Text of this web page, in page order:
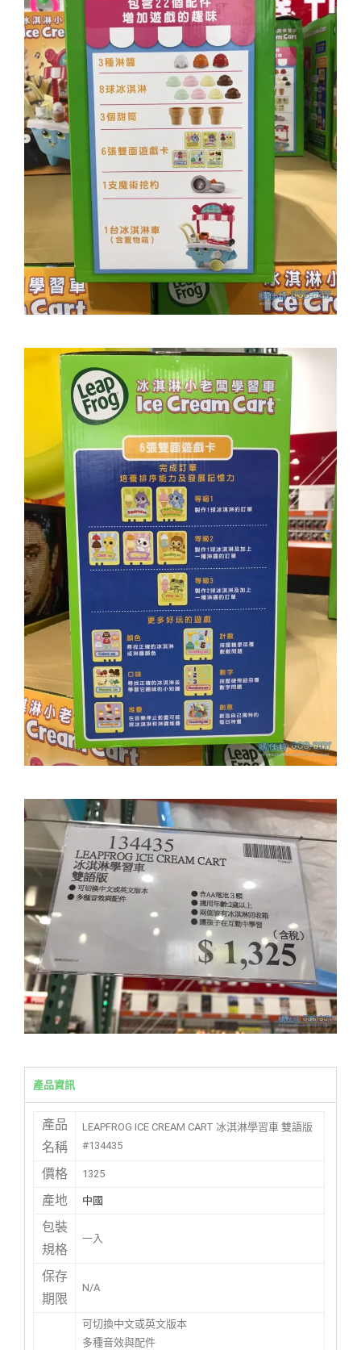
產品資訊
產品
名稱
LEAPFROG ICE CREAM CART 冰淇淋學習車 雙語版
#134435
價格 1325
產地 中國
包裝
規格
一入
保存
期限
N/A
可切換中文或英文版本
多種音效與配件